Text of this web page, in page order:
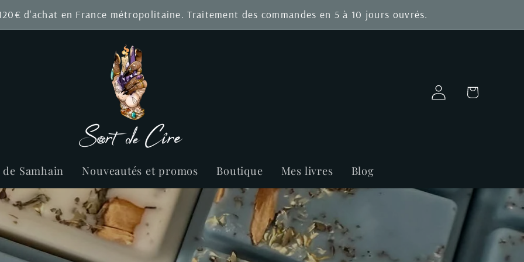
d'achat en France métropolitaine. Traitement des commandes en 5 à 10 jours ouvrés.
Samhain Nouveautés et promos Boutique Mes livres Blog
Connexion Panier